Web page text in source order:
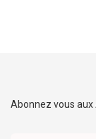
Abonnez vous